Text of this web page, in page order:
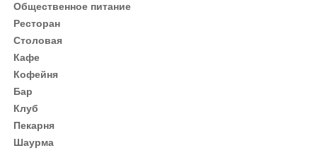
Общественное питание
Ресторан
Столовая
Кафе
Кофейня
Бар
Клуб
Пекарня
Шаурма